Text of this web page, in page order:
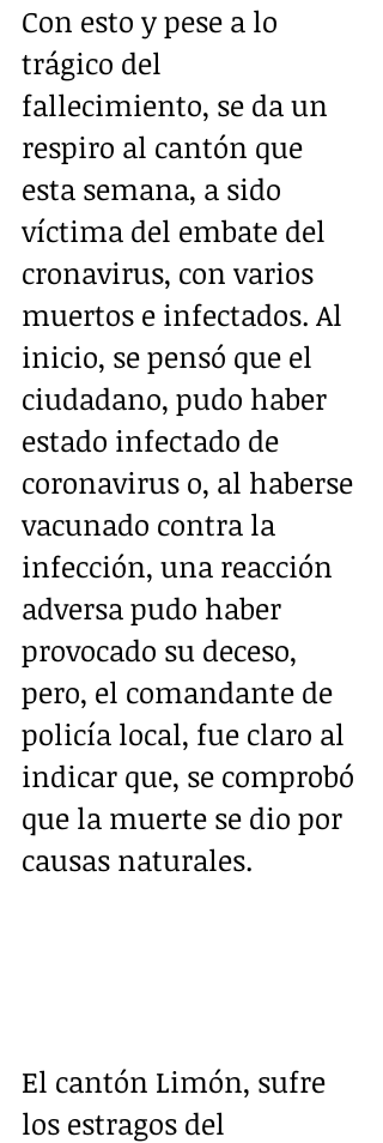
Con esto y pese a lo
trágico del
fallecimiento, se da un
respiro al cantón que
esta semana, a sido
víctima del embate del
cronavirus, con varios
muertos e infectados. Al
inicio, se pensó que el
ciudadano, pudo haber
estado infectado de
coronavirus o, al haberse
vacunado contra la
infección, una reacción
adversa pudo haber
provocado su deceso,
pero, el comandante de
policía local, fue claro al
indicar que, se comprobó
que la muerte se dio por
causas naturales.
El cantón Limón, sufre
los estragos del